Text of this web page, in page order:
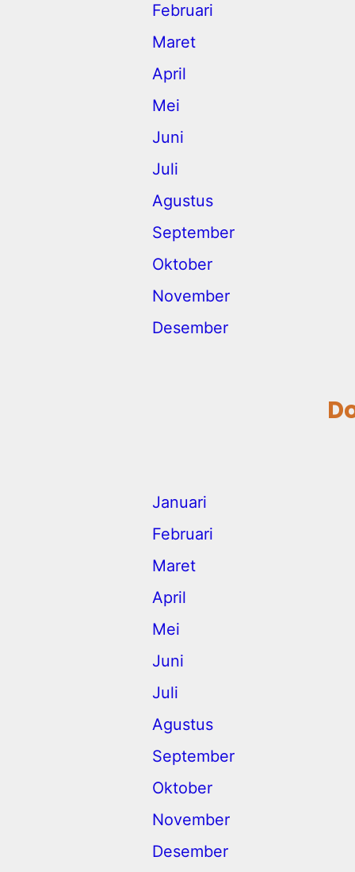
Februari
Maret
April
Mei
Juni
Juli
Agustus
September
Oktober
November
Desember
Januari
Februari
Maret
April
Mei
Juni
Juli
Agustus
September
Oktober
November
Desember